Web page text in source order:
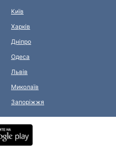
Київ
Харків
Дніпро
Одеса
Львів
Миколаїв
Запоріжжя